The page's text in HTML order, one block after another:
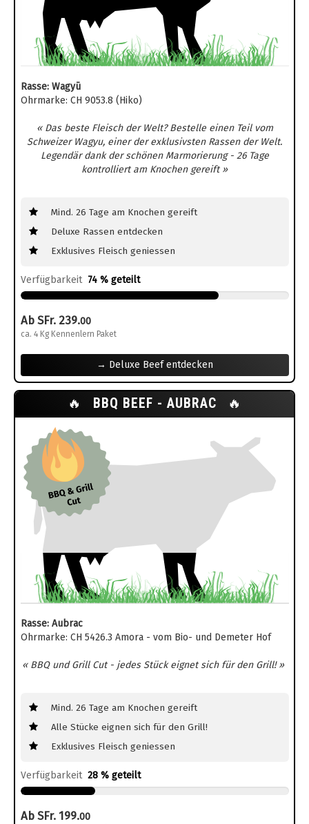
Rasse: Wagyū
Ohrmarke: CH 9053.8 (Hiko)
« Das beste Fleisch der Welt? Bestelle einen Teil vom
Schweizer Wagyu, einer der exklusivsten Rassen der Welt.
Legendär dank der schönen Marmorierung - 26 Tage
kontrolliert am Knochen gereift »
Mind. 26 Tage am Knochen gereift
Deluxe Rassen entdecken
Exklusives Fleisch geniessen
Verfügbarkeit 74 % geteilt
Ab SFr. 239.00
ca. 4 Kg Kennenlern Paket
→ Deluxe Beef entdecken
🔥 BBQ BEEF - AUBRAC 🔥
Rasse: Aubrac
Ohrmarke: CH 5426.3 Amora - vom Bio- und Demeter Hof
« BBQ und Grill Cut - jedes Stück eignet sich für den Grill! »
Mind. 26 Tage am Knochen gereift
Alle Stücke eignen sich für den Grill!
Exklusives Fleisch geniessen
Verfügbarkeit 28 % geteilt
Ab SFr. 199.00